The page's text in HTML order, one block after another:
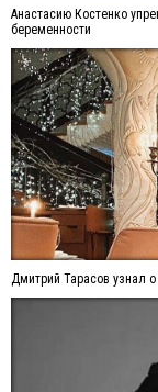
Анастасию Костенко
беременности
Дмитрий Тарасов узнал